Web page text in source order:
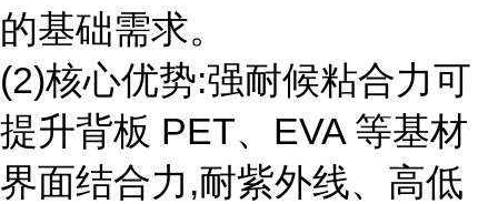
的基础需求。
(2)核心优势:强耐候粘合力可
提升背板 PET、EVA 等基材
界面结合力,耐紫外线、高低